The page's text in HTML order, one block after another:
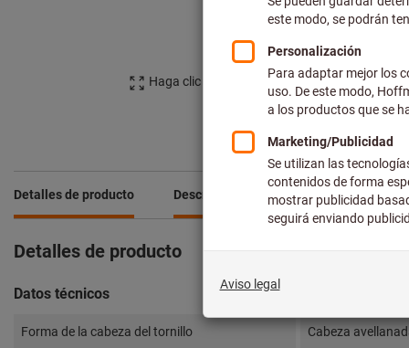
Haga clic para ampliar la imagen
Detalles de producto Descripción
Detalles de producto
Datos técnicos
Forma de la cabeza del tornillo Cabeza